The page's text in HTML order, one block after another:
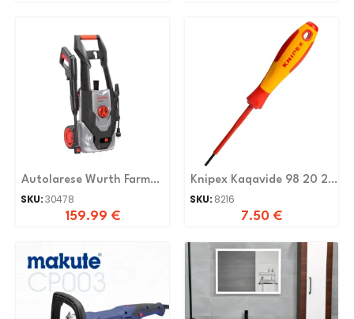
Autolarese Wurth Farm
LT504-1800B 1800W
SKU:30478
159.99 €
Knipex Kaqavide 98 20 25
-
SKU: 8216
7.50 €